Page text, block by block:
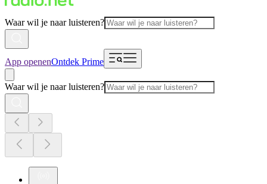
Waar wil je naar luisteren?
App openenOntdek Prime
Waar wil je naar luisteren?